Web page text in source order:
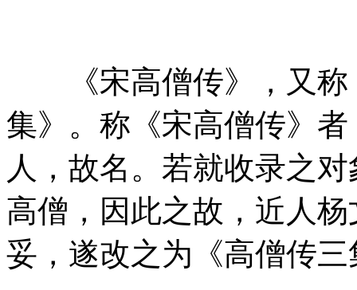
《宋高僧传》，又称
集》。称《宋高僧传》
人，故名。若就收录之
高僧，因此之故，近人
妥，遂改之为《高僧传三